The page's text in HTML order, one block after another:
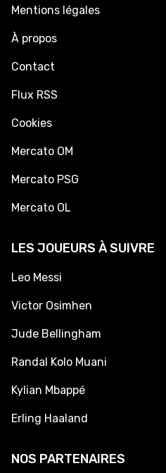
Mentions légales
À propos
Contact
Flux RSS
Cookies
Mercato OM
Mercato PSG
Mercato OL
LES JOUEURS À SUIVRE
Leo Messi
Victor Osimhen
Jude Bellingham
Randal Kolo Muani
Kylian Mbappé
Erling Haaland
NOS PARTENAIRES